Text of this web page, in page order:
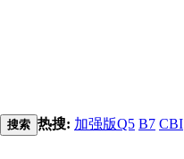
搜索 热搜: 加强版Q5 B7 CBI